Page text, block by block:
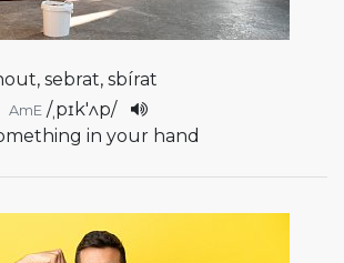
sebrat, sbírat
AmE /ˌpɪk'ʌp/
in your hand